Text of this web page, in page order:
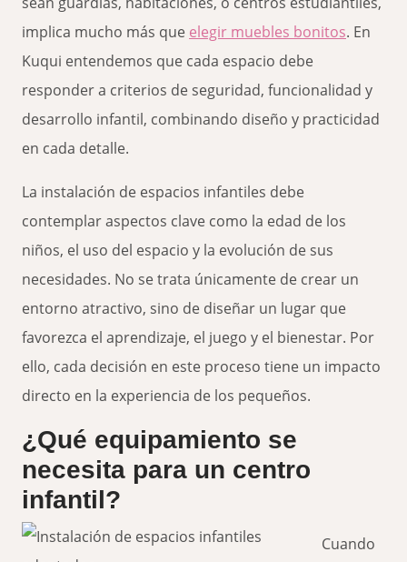
implica mucho más que elegir muebles bonitos. En
Kuqui entendemos que cada espacio debe
responder a criterios de seguridad, funcionalidad y
desarrollo infantil, combinando diseño y practicidad
en cada detalle.
La instalación de espacios infantiles debe
contemplar aspectos clave como la edad de los
niños, el uso del espacio y la evolución de sus
necesidades. No se trata únicamente de crear un
entorno atractivo, sino de diseñar un lugar que
favorezca el aprendizaje, el juego y el bienestar. Por
ello, cada decisión en este proceso tiene un impacto
directo en la experiencia de los pequeños.
¿Qué equipamiento se
necesita para un centro
infantil?
Cuando